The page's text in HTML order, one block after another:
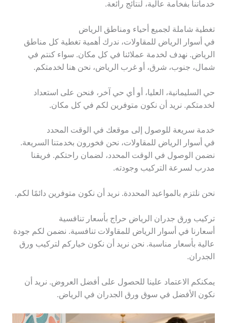
خدماتنا بفخامة عالية، لنتائج رائعة.
تغطية شاملة لجميع أحياء ومناطق الرياض
في أسوار الرياض للمقاولات، ندرك أهمية تغطية كل مناطق
الرياض. نهدف لخدمة عملائنا في كل مكان. سواء كنتم في
شمال، جنوب، شرق، أو غرب الرياض، نحن هنا لخدمتكم.
حي السليمانية، العليا، أو أي حي آخر، فنحن على استعداد
لخدمتكم. نريد أن نكون متوفرين لكم في كل مكان.
خدمة سريعة للوصول إلى موقعك في الوقت المحدد
في أسوار الرياض للمقاولات، نحن فخورون بخدمتنا السريعة.
نضمن الوصول في الوقت المحدد، لضمان راحتكم. فريقنا
مدرب لسرعة التركيب وجودته.
نحن نلتزم بالمواعيد المحددة. نريد أن نكون متوفرين دائمًا لكم.
تركيب ورق جدران الرياض حراج بأسعار تنافسية
أسعارنا في أسوار الرياض للمقاولات تنافسية. نضمن لكم جودة
عالية بأسعار مناسبة. نحن نريد أن نكون خياركم لتركيب ورق
الجدران.
يمكنكم الاعتماد علينا للحصول على أفضل العروض. نريد أن
نكون الأفضل في سوق ورق الجدران في الرياض.